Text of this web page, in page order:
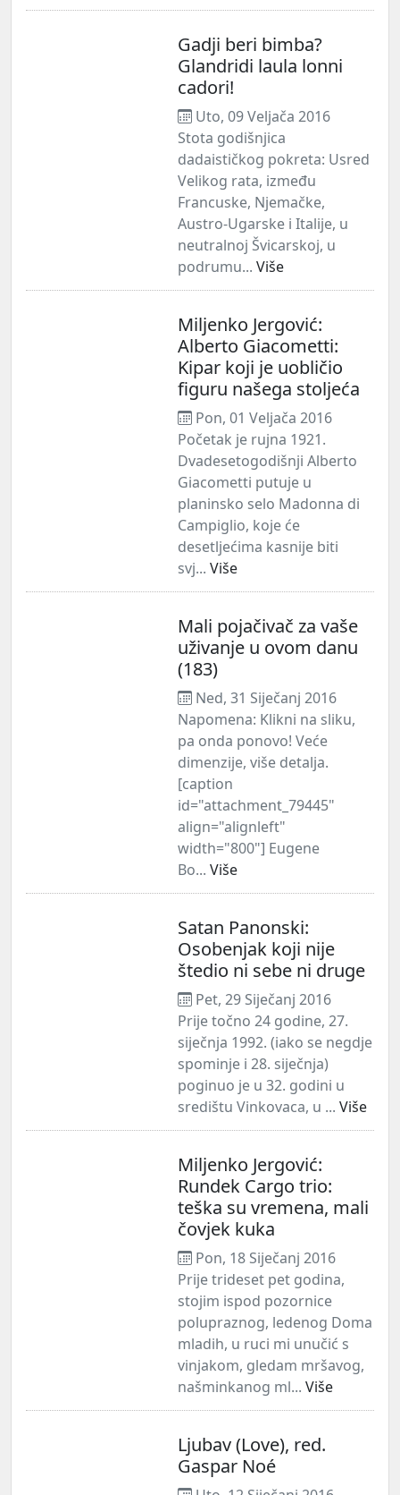
Gadji beri bimba?
Glandridi laula lonni
cadori!
Uto, 09 Veljača 2016
Stota godišnjica
dadaističkog pokreta: Usred
Velikog rata, između
Francuske, Njemačke,
Austro-Ugarske i Italije, u
neutralnoj Švicarskoj, u
podrumu... Više
Miljenko Jergović:
Alberto Giacometti:
Kipar koji je uobličio
figuru našega stoljeća
Pon, 01 Veljača 2016
Početak je rujna 1921.
Dvadesetogodišnji Alberto
Giacometti putuje u
planinsko selo Madonna di
Campiglio, koje će
desetljećima kasnije biti
svj... Više
Mali pojačivač za vaše
uživanje u ovom danu
(183)
Ned, 31 Siječanj 2016
Napomena: Klikni na sliku,
pa onda ponovo! Veće
dimenzije, više detalja.
[caption
id="attachment_79445"
align="alignleft"
width="800"] Eugene
Bo... Više
Satan Panonski:
Osobenjak koji nije
štedio ni sebe ni druge
Pet, 29 Siječanj 2016
Prije točno 24 godine, 27.
siječnja 1992. (iako se negdje
spominje i 28. siječnja)
poginuo je u 32. godini u
središtu Vinkovaca, u ... Više
Miljenko Jergović:
Rundek Cargo trio:
teška su vremena, mali
čovjek kuka
Pon, 18 Siječanj 2016
Prije trideset pet godina,
stojim ispod pozornice
polupraznog, ledenog Doma
mladih, u ruci mi unučić s
vinjakom, gledam mršavog,
našminkanog ml... Više
Ljubav (Love), red.
Gaspar Noé